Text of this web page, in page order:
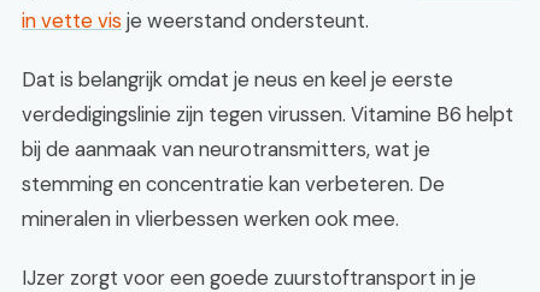
in vette vis je weerstand ondersteunt.
Dat is belangrijk omdat je neus en keel je eerste
verdedigingslinie zijn tegen virussen. Vitamine B6 helpt
bij de aanmaak van neurotransmitters, wat je
stemming en concentratie kan verbeteren. De
mineralen in vlierbessen werken ook mee.
IJzer zorgt voor een goede zuurstoftransport in je